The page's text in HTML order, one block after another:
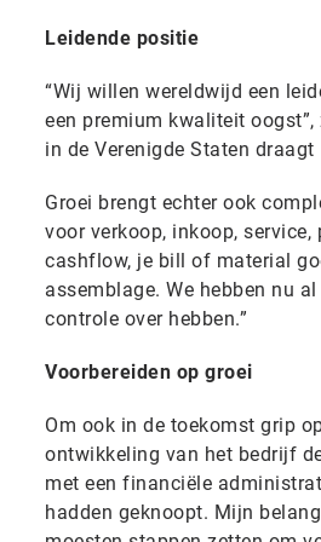
Leidende positie
“Wij willen wereldwijd een
een premium kwaliteit
in de Verenigde Staten
Groei brengt echter ook
voor verkoop, inkoop,
cashflow, je bill of material
assemblage. We hebben nu
controle over hebben.”
Voorbereiden op groei
Om ook in de toekomst grip
ontwikkeling van het bedrijf
met een financiële
hadden geknoopt. Mijn